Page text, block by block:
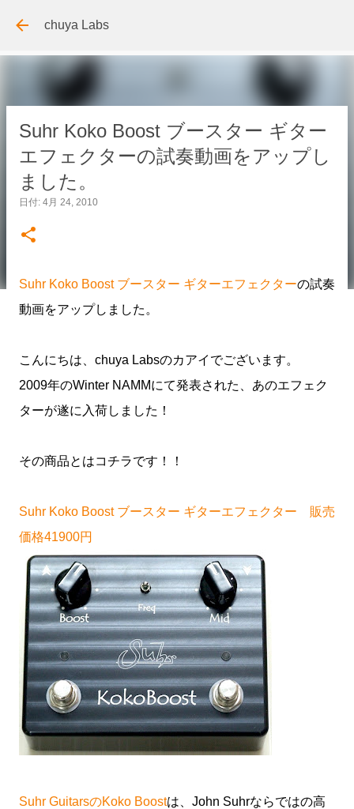
スキップしてメイン コンテンツに移動
chuya Labs
Suhr Koko Boost ブースター ギター
エフェクターの試奏動画をアップし
ました。
日付: 4月 24, 2010
Suhr Koko Boost ブースター ギターエフェクターの試奏
動画をアップしました。
こんにちは、chuya Labsのカアイでございます。
2009年のWinter NAMMにて発表された、あのエフェク
ターが遂に入荷しました！
その商品とはコチラです！！
Suhr Koko Boost ブースター ギターエフェクター 販売
価格41900円
Suhr GuitarsのKoko Boostは、John Suhrならではの高